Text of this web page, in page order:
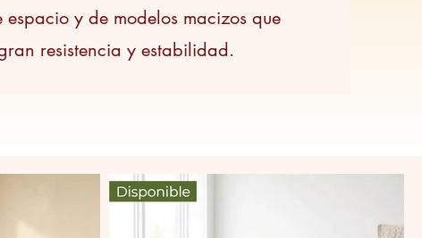
espacio y de modelos macizos que
resistencia y estabilidad.